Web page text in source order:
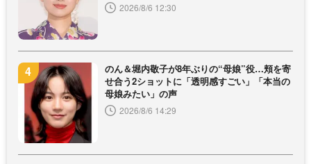
2026/8/6 12:30
のん＆堀内敬子が8年ぶりの“母娘”役…頬を寄
せ合う2ショットに「透明感すごい」「本当の
母娘みたい」の声
2026/8/6 14:29